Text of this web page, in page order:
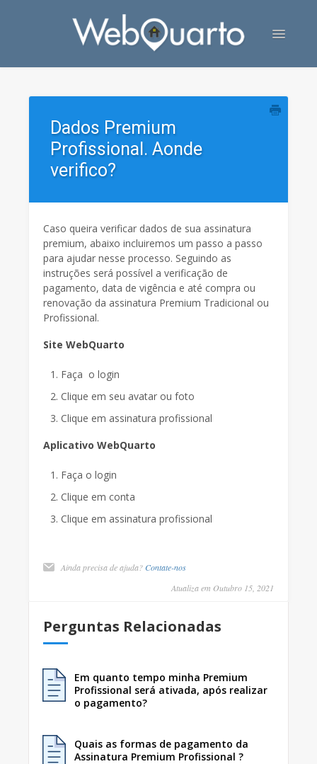
Toggle
Contato
Dados Premium
Profissional. Aonde
verifico?
Caso queira verificar dados de sua assinatura
premium, abaixo incluiremos um passo a passo
para ajudar nesse processo. Seguindo as
instruções será possível a verificação de
pagamento, data de vigência e até compra ou
renovação da assinatura Premium Tradicional ou
Profissional.
Site WebQuarto
Faça o login
Clique em seu avatar ou foto
Clique em assinatura profissional
Aplicativo WebQuarto
Faça o login
Clique em conta
Clique em assinatura profissional
Ainda precisa de ajuda? Contate-nos
Atualiza em Outubro 15, 2021
Perguntas Relacionadas
Em quanto tempo minha Premium
Profissional será ativada, após realizar
o pagamento?
Quais as formas de pagamento da
Assinatura Premium Profissional ?